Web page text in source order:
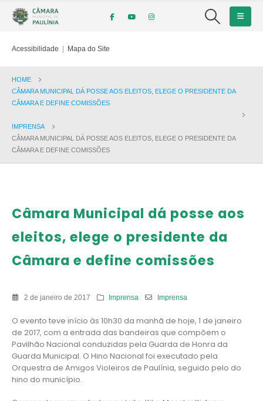
Acessibilidade | Mapa do Site
HOME
CÂMARA MUNICIPAL DÁ POSSE AOS ELEITOS, ELEGE O PRESIDENTE DA
CÂMARA E DEFINE COMISSÕES
IMPRENSA
CÂMARA MUNICIPAL DÁ POSSE AOS ELEITOS, ELEGE O PRESIDENTE DA
CÂMARA E DEFINE COMISSÕES
Câmara Municipal dá posse aos
eleitos, elege o presidente da
Câmara e define comissões
2 de janeiro de 2017 Imprensa Imprensa
O evento teve início às 10h30 da manhã de hoje, 1 de janeiro
de 2017, com a entrada das bandeiras que compõem o
Pavilhão Nacional conduzidas pela Guarda de Honra da
Guarda Municipal. O Hino Nacional foi executado pela
Orquestra de Amigos Violeiros de Paulínia, seguido pelo do
hino do município.